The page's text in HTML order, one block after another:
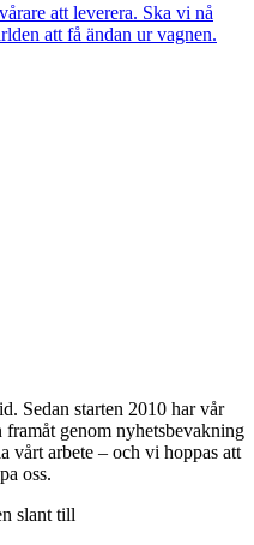
att leverera. Ska vi nå
att få ändan ur vagnen.
Sedan starten 2010 har vår
genom nyhetsbevakning
vårt arbete – och vi hoppas att
oss.
slant till